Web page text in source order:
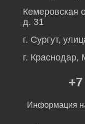
Кемеровская
д. 31
г. Сургут,
г. Краснодар,
Информация